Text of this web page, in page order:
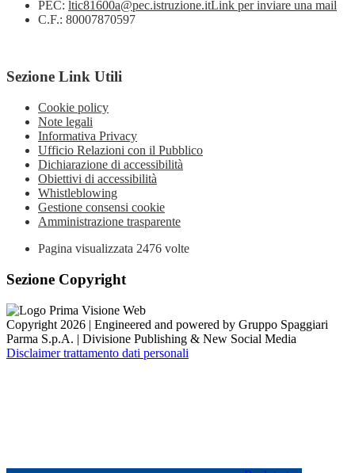
PEC: ltic81600a@pec.istruzione.itLink per inviare una mail
C.F.: 80007870597
Sezione Link Utili
Cookie policy
Note legali
Informativa Privacy
Ufficio Relazioni con il Pubblico
Dichiarazione di accessibilità
Obiettivi di accessibilità
Whistleblowing
Gestione consensi cookie
Amministrazione trasparente
Pagina visualizzata 2476 volte
Sezione Copyright
Copyright 2026 | Engineered and powered by Gruppo Spaggiari
Parma S.p.A. | Divisione Publishing & New Social Media
Disclaimer trattamento dati personali